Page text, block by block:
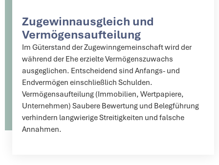
Zugewinnausgleich und
Vermögensaufteilung
Im Güterstand der Zugewinngemeinschaft wird der
während der Ehe erzielte Vermögenszuwachs
ausgeglichen. Entscheidend sind Anfangs- und
Endvermögen einschließlich Schulden.
Vermögensaufteilung (Immobilien, Wertpapiere,
Unternehmen) Saubere Bewertung und Belegführung
verhindern langwierige Streitigkeiten und falsche
Annahmen.